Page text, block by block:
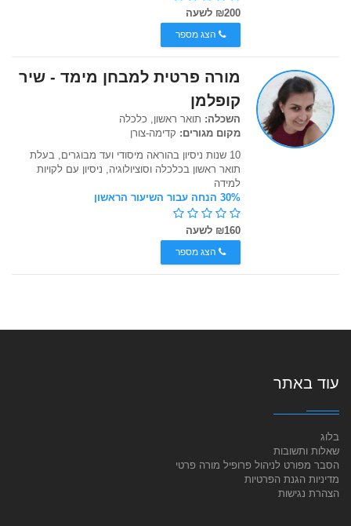
₪200 לשעה
הצג מספר
מורה פרטית למבחן מימד - שיר
קופלמן
השכלה: תואר ראשון, כלכלה
מקום מגורים: קדימה-צורן
10 שנות ניסיון בהוראה מיסודי ועד מבוגרים, בעלת
תואר ראשון בכלכלה וסוציולוגיה, ניסיון עם לקויות
למידה
30% הנחה עבור השיעור הראשון
₪160 לשעה
הצג מספר
עוד באתר
בלוג
שאלות ותשובות
הסבר מפורט לניהול פרופיל מורה פרטי
מדיניות הגנת הפרטיות
הצהרת נגישות